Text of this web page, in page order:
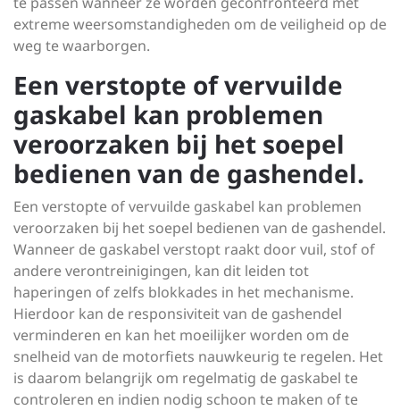
extreme weersomstandigheden om de veiligheid op de
weg te waarborgen.
Een verstopte of vervuilde
gaskabel kan problemen
veroorzaken bij het soepel
bedienen van de gashendel.
Een verstopte of vervuilde gaskabel kan problemen
veroorzaken bij het soepel bedienen van de gashendel.
Wanneer de gaskabel verstopt raakt door vuil, stof of
andere verontreinigingen, kan dit leiden tot
haperingen of zelfs blokkades in het mechanisme.
Hierdoor kan de responsiviteit van de gashendel
verminderen en kan het moeilijker worden om de
snelheid van de motorfiets nauwkeurig te regelen. Het
is daarom belangrijk om regelmatig de gaskabel te
controleren en indien nodig schoon te maken of te